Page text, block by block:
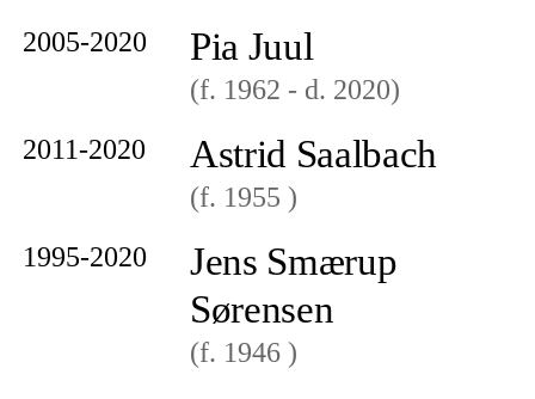
2005-2020
Pia Juul
(f. 1962 - d. 2020)
2011-2020
Astrid Saalbach
(f. 1955 )
1995-2020
Jens Smærup
Sørensen
(f. 1946 )